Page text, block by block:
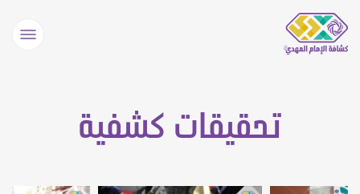
تحقيقات كشفية